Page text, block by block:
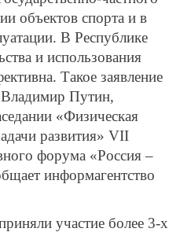
объектов спорта и в
В Республике
и использования
Такое заявление
Владимир Путин,
«Физическая
развития» VII
форума «Россия –
информагентство
участие более 3-х